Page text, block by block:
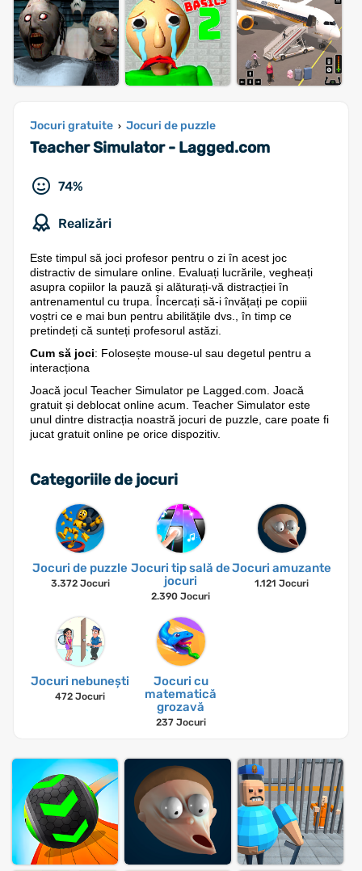
Jocuri gratuite › Jocuri de puzzle
Teacher Simulator - Lagged.com
74%
Realizări
Este timpul să joci profesor pentru o zi în acest joc
distractiv de simulare online. Evaluați lucrările, vegheați
asupra copiilor la pauză și alăturați-vă distracției în
antrenamentul cu trupa. Încercați să-i învățați pe copiii
voștri ce e mai bun pentru abilitățile dvs., în timp ce
pretindeți că sunteți profesorul astăzi.
Cum să joci: Folosește mouse-ul sau degetul pentru a
interacționa
Joacă jocul Teacher Simulator pe Lagged.com. Joacă
gratuit și deblocat online acum. Teacher Simulator este
unul dintre distracția noastră jocuri de puzzle, care poate fi
jucat gratuit online pe orice dispozitiv.
Categoriile de jocuri
Jocuri de puzzle
3.372 Jocuri
Jocuri tip sală de
jocuri
2.390 Jocuri
Jocuri amuzante
1.121 Jocuri
Jocuri nebunești
472 Jocuri
Jocuri cu
matematică
grozavă
237 Jocuri